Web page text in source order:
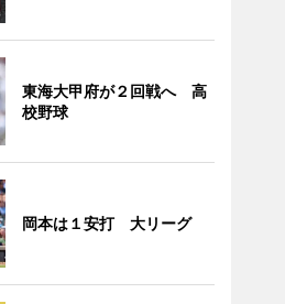
東海大甲府が２回戦へ 高
校野球
岡本は１安打 大リーグ